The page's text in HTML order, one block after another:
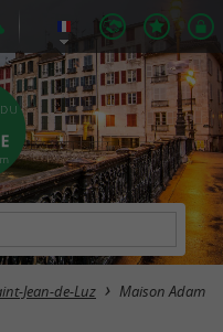
Jean-de-Luz Maison Adam